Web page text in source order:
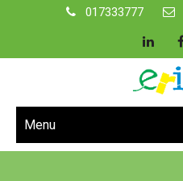
017333777
Menu